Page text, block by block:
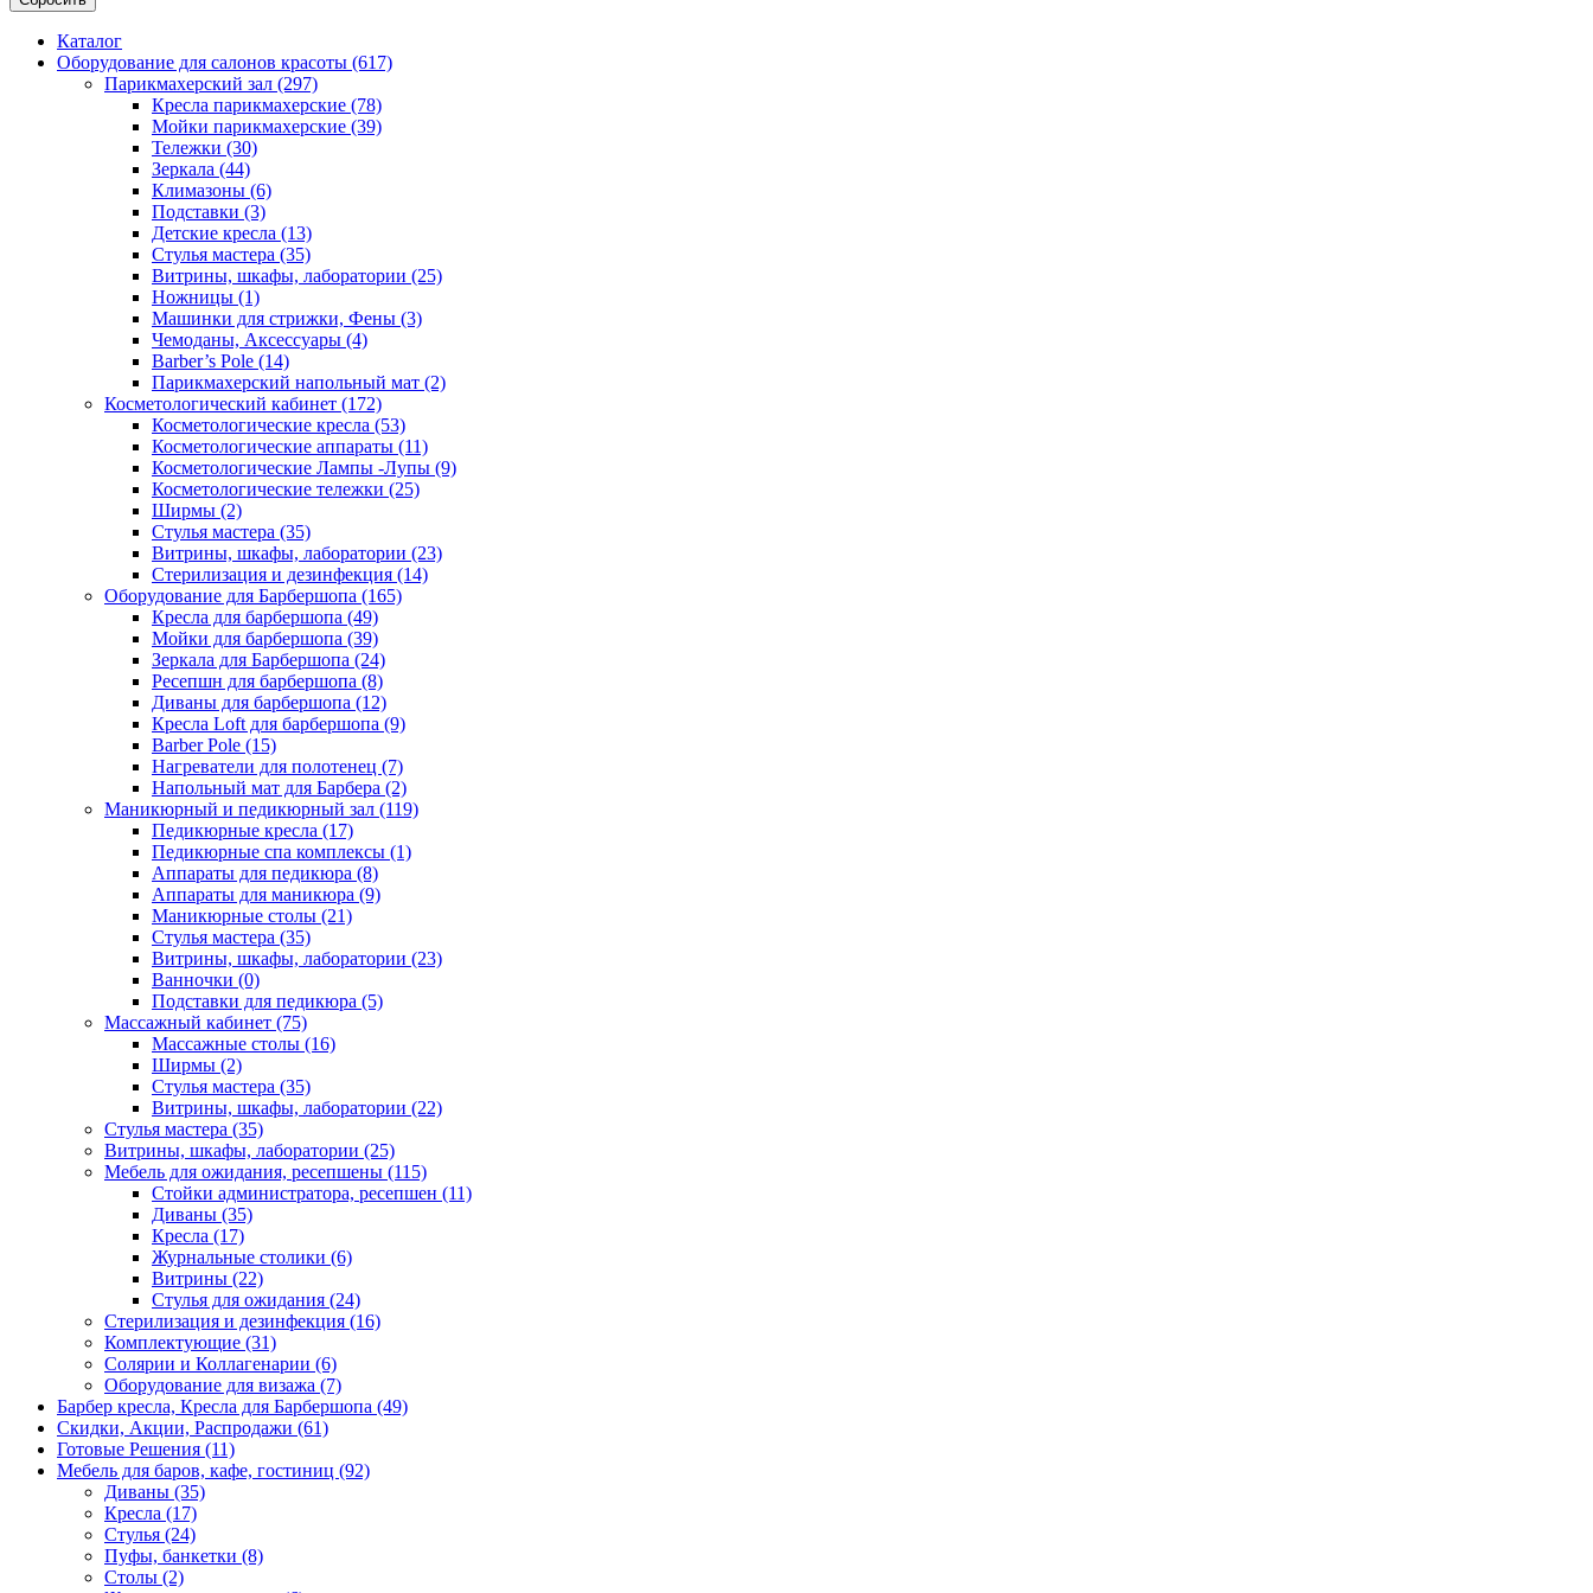
Каталог
Оборудование для салонов красоты (617)
Парикмахерский зал (297)
Кресла парикмахерские (78)
Мойки парикмахерские (39)
Тележки (30)
Зеркала (44)
Климазоны (6)
Подставки (3)
Детские кресла (13)
Стулья мастера (35)
Витрины, шкафы, лаборатории (25)
Ножницы (1)
Машинки для стрижки, Фены (3)
Чемоданы, Аксессуары (4)
Barber’s Pole (14)
Парикмахерский напольный мат (2)
Косметологический кабинет (172)
Косметологические кресла (53)
Косметологические аппараты (11)
Косметологические Лампы -Лупы (9)
Косметологические тележки (25)
Ширмы (2)
Стулья мастера (35)
Витрины, шкафы, лаборатории (23)
Стерилизация и дезинфекция (14)
Оборудование для Барбершопа (165)
Кресла для барбершопа (49)
Мойки для барбершопа (39)
Зеркала для Барбершопа (24)
Ресепшн для барбершопа (8)
Диваны для барбершопа (12)
Кресла Loft для барбершопа (9)
Barber Pole (15)
Нагреватели для полотенец (7)
Напольный мат для Барбера (2)
Маникюрный и педикюрный зал (119)
Педикюрные кресла (17)
Педикюрные спа комплексы (1)
Аппараты для педикюра (8)
Аппараты для маникюра (9)
Маникюрные столы (21)
Стулья мастера (35)
Витрины, шкафы, лаборатории (23)
Ванночки (0)
Подставки для педикюра (5)
Массажный кабинет (75)
Массажные столы (16)
Ширмы (2)
Стулья мастера (35)
Витрины, шкафы, лаборатории (22)
Стулья мастера (35)
Витрины, шкафы, лаборатории (25)
Мебель для ожидания, ресепшены (115)
Стойки администратора, ресепшен (11)
Диваны (35)
Кресла (17)
Журнальные столики (6)
Витрины (22)
Стулья для ожидания (24)
Стерилизация и дезинфекция (16)
Комплектующие (31)
Солярии и Коллагенарии (6)
Оборудование для визажа (7)
Барбер кресла, Кресла для Барбершопа (49)
Скидки, Акции, Распродажи (61)
Готовые Решения (11)
Мебель для баров, кафе, гостиниц (92)
Диваны (35)
Кресла (17)
Стулья (24)
Пуфы, банкетки (8)
Столы (2)